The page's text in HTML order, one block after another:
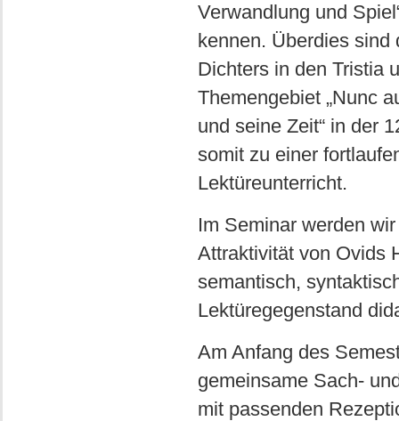
Verwandlung und
kennen. Überdies sind
Dichters in den Tristia
Themengebiet „Nunc
und seine Zeit“ in der
somit zu einer
Lektüreunterricht.
Im Seminar werden
Attraktivität von Ovids
semantisch,
Lektüregegenstand
Am Anfang des
gemeinsame Sach-
mit passenden